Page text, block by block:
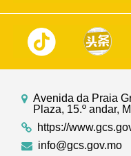
Avenida da Praia
Plaza, 15.º andar,
https://
info@gcs.gov.mo